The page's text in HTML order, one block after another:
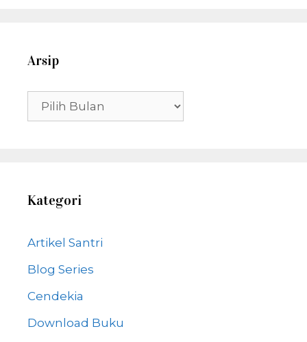
Arsip
Arsip
Kategori
Artikel Santri
Blog Series
Cendekia
Download Buku